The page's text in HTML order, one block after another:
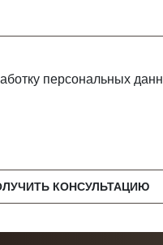
персональных
КОНСУЛЬТАЦИЮ